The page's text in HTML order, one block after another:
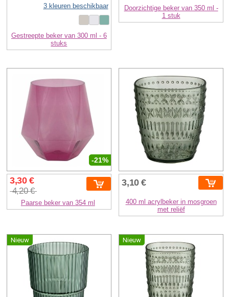
3 kleuren beschikbaar
Gestreepte beker van 300 ml - 6
stuks
Doorzichtige beker van 350 ml -
1 stuk
-21%
3,30 €
4,20 €
Paarse beker van 354 ml
3,10 €
400 ml acrylbeker in mosgroen
met reliëf
Nieuw Nieuw